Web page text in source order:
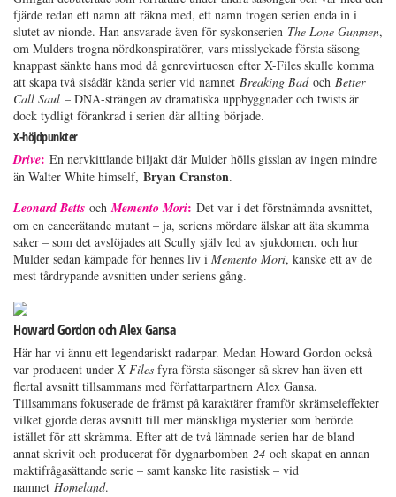
fjärde redan ett namn att räkna med, ett namn trogen serien enda in i
slutet av nionde. Han ansvarade även för syskonserien The Lone Gunmen,
om Mulders trogna nördkonspiratörer, vars misslyckade första säsong
knappast sänkte hans mod då genrevirtuosen efter X-Files skulle komma
att skapa två sisådär kända serier vid namnet Breaking Bad och Better
Call Saul – DNA-strängen av dramatiska uppbyggnader och twists är
dock tydligt förankrad i serien där allting började.
X-höjdpunkter
Drive: En nervkittlande biljakt där Mulder hölls gisslan av ingen mindre
än Walter White himself, Bryan Cranston.
Leonard Betts ochMemento Mori: Det var i det förstnämnda avsnittet,
om en cancerätande mutant – ja, seriens mördare älskar att äta skumma
saker – som det avslöjades att Scully själv led av sjukdomen, och hur
Mulder sedan kämpade för hennes liv i Memento Mori, kanske ett av de
mest tårdrypande avsnitten under seriens gång.
Howard Gordon och Alex Gansa
Här har vi ännu ett legendariskt radarpar. Medan Howard Gordon också
var producent underX-Files fyra första säsonger så skrev han även ett
flertal avsnitt tillsammans med författarpartnern Alex Gansa.
Tillsammans fokuserade de främst på karaktärer framför skrämseleffekter
vilket gjorde deras avsnitt till mer mänskliga mysterier som berörde
istället för att skrämma. Efter att de två lämnade serien har de bland
annat skrivit och producerat för dygnarbomben 24 och skapat en annan
maktifrågasättande serie – samt kanske lite rasistisk – vid
namnet Homeland.